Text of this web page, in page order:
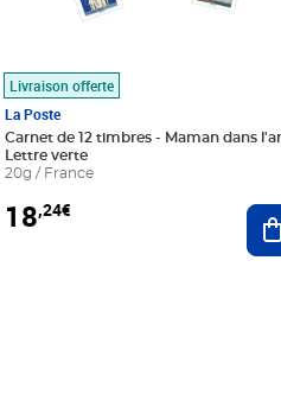
au panier
Livraison offerte
La Poste
Carnet de 12 timbres - Maman dans
Lettre verte
20g / France
18,24€